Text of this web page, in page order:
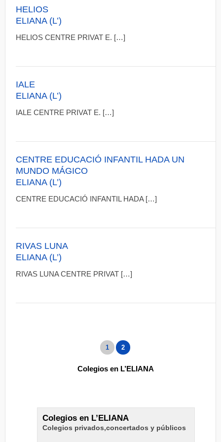
HELIOS
ELIANA (L’)
HELIOS CENTRE PRIVAT E. […]
IALE
ELIANA (L’)
IALE CENTRE PRIVAT E. […]
CENTRE EDUCACIÓ INFANTIL HADA UN
MUNDO MÁGICO
ELIANA (L’)
CENTRE EDUCACIÓ INFANTIL HADA […]
RIVAS LUNA
ELIANA (L’)
RIVAS LUNA CENTRE PRIVAT […]
1 2
Colegios en L’ELIANA
Colegios en L’ELIANA
Colegios privados,concertados y públicos